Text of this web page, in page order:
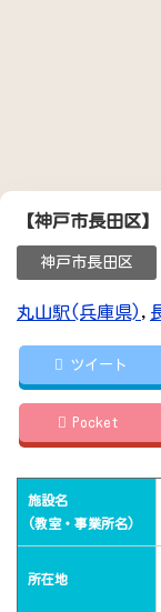
【神戸市長田区
神戸市長田区
丸山駅(兵庫県),
ツイート
Pocket
施設名
(教室・事業所名)
所在地